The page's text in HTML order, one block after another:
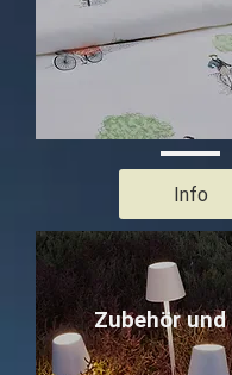
Info
Zubehör